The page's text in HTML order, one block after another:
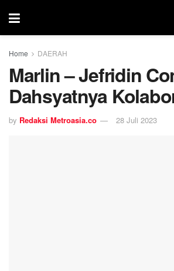
Home DAERAH
Marlin – Jefridin
Dahsyatnya
by Redaksi Metroasia.co 28 Juli 2023